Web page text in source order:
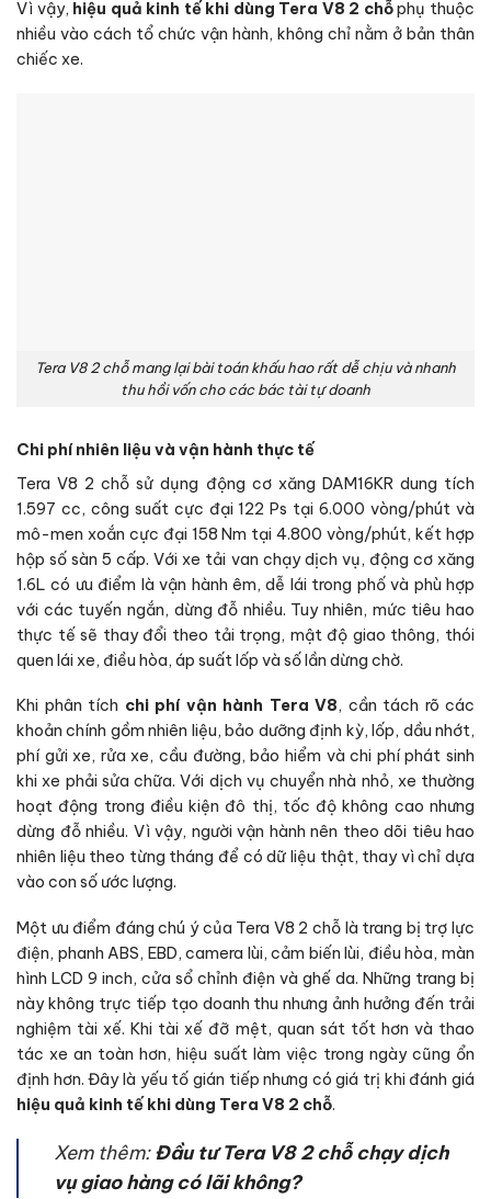
Vì vậy, hiệu quả kinh tế khi dùng Tera V8 2 chỗphụ thuộc
nhiều vào cách tổ chức vận hành, không chỉ nằm ở bản thân
chiếc xe.
Tera V8 2 chỗ mang lại bài toán khấu hao rất dễ chịu và nhanh
thu hồi vốn cho các bác tài tự doanh
Chi phí nhiên liệu và vận hành thực tế
Tera V8 2 chỗ sử dụng động cơ xăng DAM16KR dung tích
1.597 cc, công suất cực đại 122 Ps tại 6.000 vòng/phút và
mô-men xoắn cực đại 158 Nm tại 4.800 vòng/phút, kết hợp
hộp số sàn 5 cấp. Với xe tải van chạy dịch vụ, động cơ xăng
1.6L có ưu điểm là vận hành êm, dễ lái trong phố và phù hợp
với các tuyến ngắn, dừng đỗ nhiều. Tuy nhiên, mức tiêu hao
thực tế sẽ thay đổi theo tải trọng, mật độ giao thông, thói
quen lái xe, điều hòa, áp suất lốp và số lần dừng chờ.
Khi phân tích chi phí vận hành Tera V8, cần tách rõ các
khoản chính gồm nhiên liệu, bảo dưỡng định kỳ, lốp, dầu nhớt,
phí gửi xe, rửa xe, cầu đường, bảo hiểm và chi phí phát sinh
khi xe phải sửa chữa. Với dịch vụ chuyển nhà nhỏ, xe thường
hoạt động trong điều kiện đô thị, tốc độ không cao nhưng
dừng đỗ nhiều. Vì vậy, người vận hành nên theo dõi tiêu hao
nhiên liệu theo từng tháng để có dữ liệu thật, thay vì chỉ dựa
vào con số ước lượng.
Một ưu điểm đáng chú ý của Tera V8 2 chỗ là trang bị trợ lực
điện, phanh ABS, EBD, camera lùi, cảm biến lùi, điều hòa, màn
hình LCD 9 inch, cửa sổ chỉnh điện và ghế da. Những trang bị
này không trực tiếp tạo doanh thu nhưng ảnh hưởng đến trải
nghiệm tài xế. Khi tài xế đỡ mệt, quan sát tốt hơn và thao
tác xe an toàn hơn, hiệu suất làm việc trong ngày cũng ổn
định hơn. Đây là yếu tố gián tiếp nhưng có giá trị khi đánh giá
hiệu quả kinh tế khi dùng Tera V8 2 chỗ.
Xem thêm:Đầu tư Tera V8 2 chỗ chạy dịch
vụ giao hàng có lãi không?